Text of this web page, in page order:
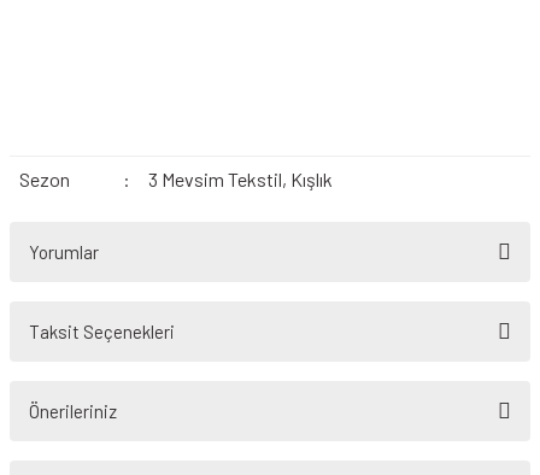
Sezon : 3 Mevsim Tekstil, Kışlık
Yorumlar
Taksit Seçenekleri
Önerileriniz